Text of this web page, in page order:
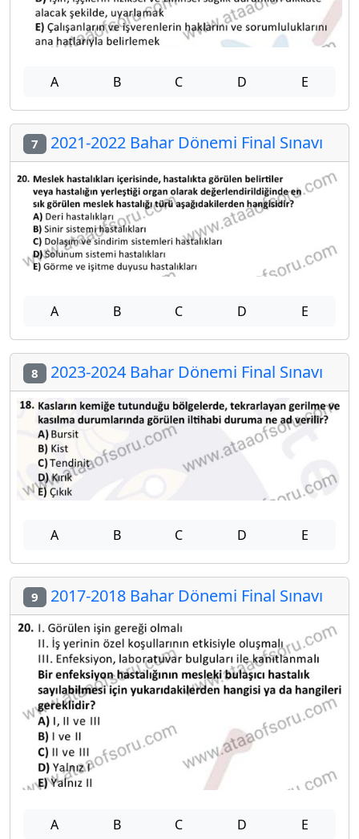
A B C D E
7 2021-2022 Bahar Dönemi Final Sınavı
A B C D E
8 2023-2024 Bahar Dönemi Final Sınavı
A B C D E
9 2017-2018 Bahar Dönemi Final Sınavı
A B C D E